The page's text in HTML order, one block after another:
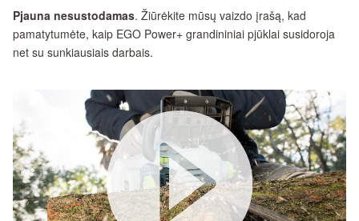
Pjauna nesustodamas. Žiūrėkite mūsų vaizdo įrašą, kad
pamatytumėte, kaip EGO Power+ grandininiai pjūklai susidoroja
net su sunkiausiais darbais.